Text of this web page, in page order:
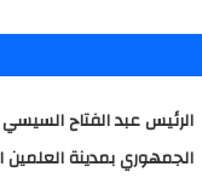
الرئيس عبد الفتاح
الجمهوري بمدينة العلمين